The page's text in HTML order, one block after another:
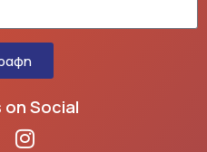
on Social